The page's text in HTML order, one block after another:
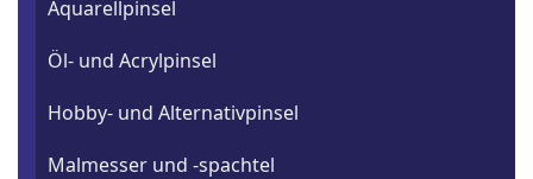
Aquarellpinsel
Öl- und Acrylpinsel
Hobby- und Alternativpinsel
Malmesser und -spachtel